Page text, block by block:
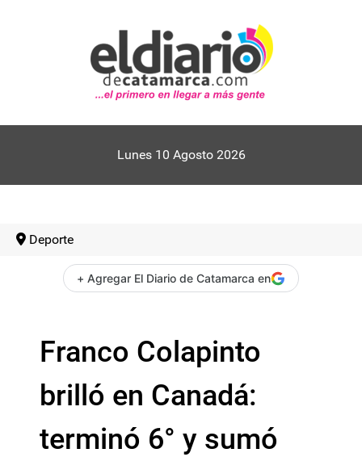
Lunes 10 Agosto 2026
Deporte
+ Agregar El Diario de Catamarca en
Franco Colapinto
brilló en Canadá:
terminó 6° y sumó